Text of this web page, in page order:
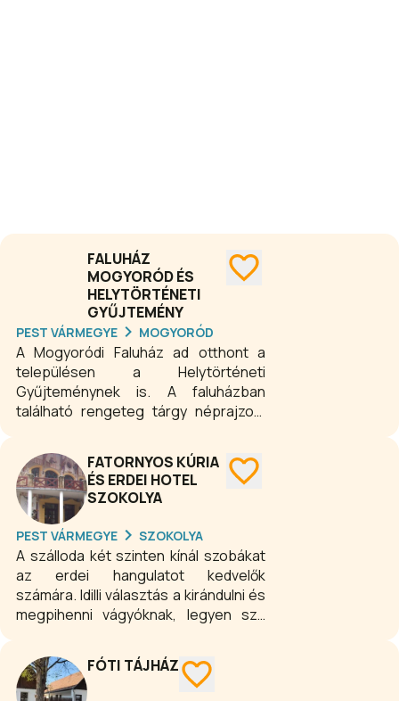
FALUHÁZ
MOGYORÓD ÉS
HELYTÖRTÉNETI
GYŰJTEMÉNY
PEST VÁRMEGYE MOGYORÓD
A Mogyoródi Faluház ad otthont a
településen a Helytörténeti
Gyűjteménynek is. A faluházban
található rengeteg tárgy néprajzos,
kezdődött. A tárlatba illő tárgyak (444
db) ezután leltári számot kaptak és
bevezetésre kerültek a leltári
könyvbe, ahol az általános adatokon
kívül igyekeztünk feltüntetni a tárgy
származási helyét, az adományozó
család nevét. A tárgyakról digitális
(színes, képes) leltár is készült.
Ezután megtörtént a faluház szakmai
szempontú újrarendezése.
FATORNYOS KÚRIA
ÉS ERDEI HOTEL
SZOKOLYA
PEST VÁRMEGYE SZOKOLYA
A szálloda két szinten kínál szobákat
az erdei hangulatot kedvelők
számára. Idilli választás a kirándulni és
megpihenni vágyóknak, legyen szó
napos kiruccanásról, elvonulásról a
város zajától. Az apartman nagyságú
(kb. 20 nm2), fürdőszobás és
FÓTI TÁJHÁZ